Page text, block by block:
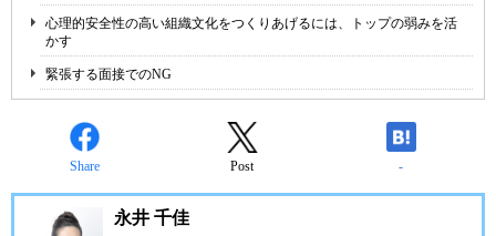
心理的安全性の高い組織文化をつくりあげるには、トップの弱みを活
かす
緊張する面接でのNG
Share Post -
永井 千佳